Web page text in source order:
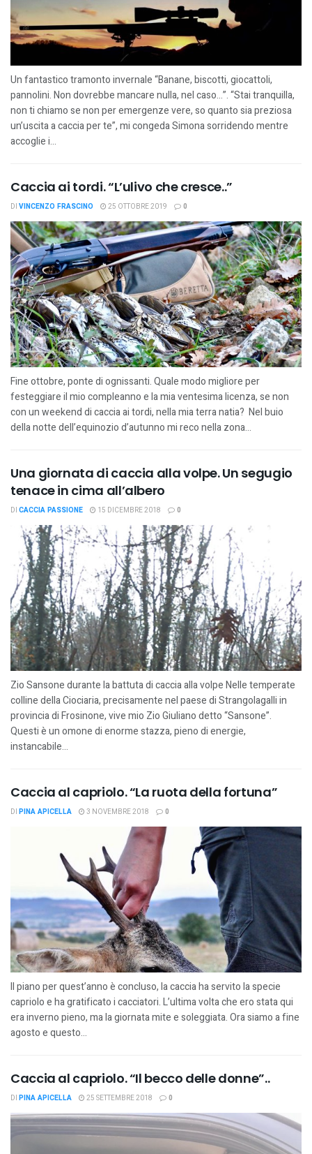
Un fantastico tramonto invernale “Banane, biscotti, giocattoli,
pannolini. Non dovrebbe mancare nulla, nel caso…”. “Stai tranquilla,
non ti chiamo se non per emergenze vere, so quanto sia preziosa
un’uscita a caccia per te”, mi congeda Simona sorridendo mentre
accoglie i...
Caccia ai tordi. “L’ulivo che cresce..”
DI VINCENZO FRASCINO 25 OTTOBRE 2019 0
Fine ottobre, ponte di ognissanti. Quale modo migliore per
festeggiare il mio compleanno e la mia ventesima licenza, se non
con un weekend di caccia ai tordi, nella mia terra natia? Nel buio
della notte dell’equinozio d’autunno mi reco nella zona...
Una giornata di caccia alla volpe. Un segugio
tenace in cima all’albero
DI CACCIA PASSIONE 15 DICEMBRE 2018 0
Zio Sansone durante la battuta di caccia alla volpe Nelle temperate
colline della Ciociaria, precisamente nel paese di Strangolagalli in
provincia di Frosinone, vive mio Zio Giuliano detto “Sansone”.
Questi è un omone di enorme stazza, pieno di energie,
instancabile...
Caccia al capriolo. “La ruota della fortuna”
DI PINA APICELLA 3 NOVEMBRE 2018 0
Il piano per quest’anno è concluso, la caccia ha servito la specie
capriolo e ha gratificato i cacciatori. L’ultima volta che ero stata qui
era inverno pieno, ma la giornata mite e soleggiata. Ora siamo a fine
agosto e questo...
Caccia al capriolo. “Il becco delle donne”..
DI PINA APICELLA 25 SETTEMBRE 2018 0